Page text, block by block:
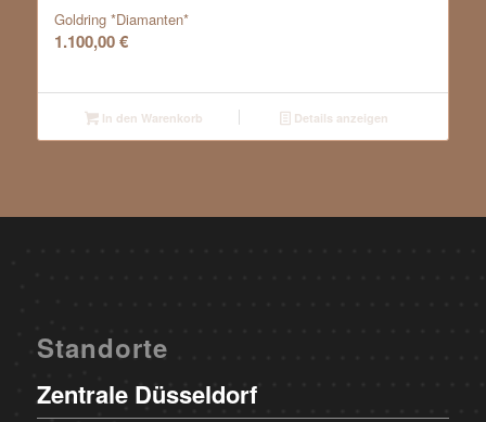
Goldring *Diamanten*
1.100,00€
In den Warenkorb Details anzeigen
Standorte
Zentrale Düsseldorf